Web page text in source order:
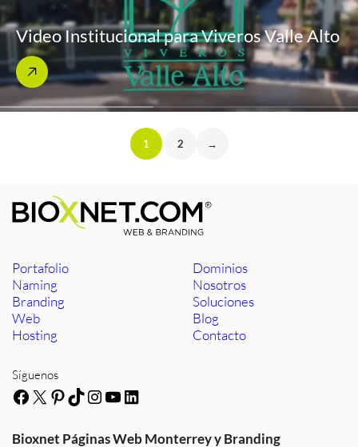
Video Institucional para Viveros Valle Alto
1 2 →
Portafolio
Naming
Branding
Web
Hosting
Dominios
Nosotros
Soluciones
Blog
Contacto
Síguenos
Facebook
X Pinterest
TikTok
Instagram
YouTube
LinkedIn
Bioxnet Páginas Web Monterrey y Branding